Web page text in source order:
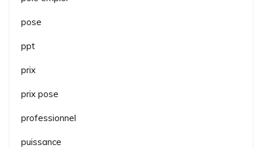
pose
ppt
prix
prix pose
professionnel
puissance